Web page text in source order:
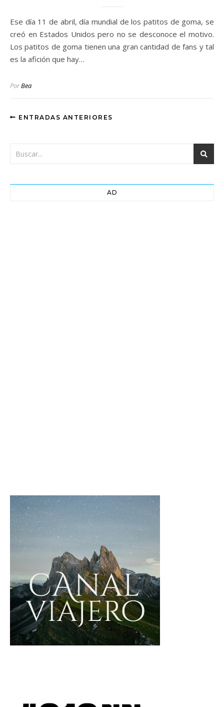
Ese día 11 de abril, día mundial de los patitos de goma, se
creó en Estados Unidos pero no se desconoce el motivo.
Los patitos de goma tienen una gran cantidad de fans y tal
es la afición que hay…
PorBea
ENTRADAS ANTERIORES
AD